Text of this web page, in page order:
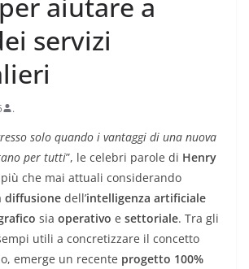
servizi
.
solo quando i vantaggi di una nuova
per tutti”, le celebri parole di Henry
che mai attuali considerando
diffusione dell’intelligenza artificiale
sia operativo e settoriale. Tra gli
utili a concretizzare il concetto
emerge un recente progetto 100%